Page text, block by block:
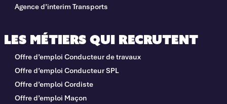
Les métiers qui recrutent
Offre d’emploi Conducteur de travaux
Offre d’emploi Conducteur SPL
Offre d’emploi Cordiste
Offre d’emploi Maçon
Agence d’interim Transports